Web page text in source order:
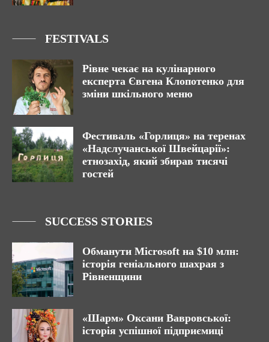
FESTIVALS
Рівне чекає на кулінарного
експерта Євгена Клопотенко для
зміни шкільного меню
Фестиваль «Горлиця» на теренах
«Надслучанської Швейцарії»:
етнозахід, який збирав тисячі
гостей
SUCCESS STORIES
Обманути Microsoft на $10 млн:
історія геніального шахрая з
Рівненщини
«Шарм» Оксани Вавровської:
історія успішної підприємиці